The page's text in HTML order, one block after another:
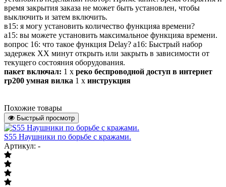
время закрытия заказа не может быть установлен, чтобы
выключить и затем включить.
в15: я могу установить количество функцияа времени?
а15: вы можете установить максимальное функцияа времени.
вопрос 16: что такое функция Delay? а16: Быстрый набор
задержек ХХ минут открыть или закрыть в зависимости от
текущего состояния оборудования.
пакет включал: 1 x реко беспроводной доступ в интернет
rp200 умная вилка 1 x инструкция
Похожие товары
Быстрый просмотр
S55 Наушники по борьбе с кражами.
Артикул: -